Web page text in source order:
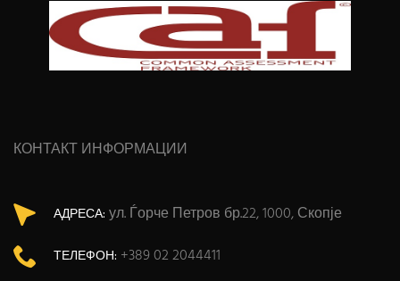
КОНТАКТ ИНФОРМАЦИИ
АДРЕСА: ул. Ѓорче Петров бр.22, 1000, Скопје
ТЕЛЕФОН: +389 02 2044411